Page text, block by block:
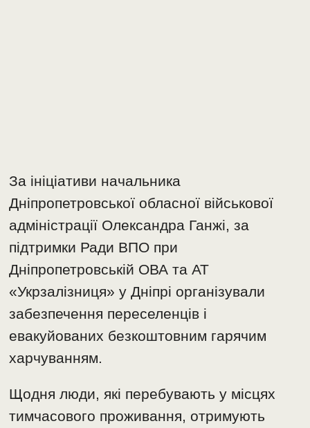
За ініціативи начальника
Дніпропетровської обласної військової
адміністрації Олександра Ганжі, за
підтримки Ради ВПО при
Дніпропетровській ОВА та АТ
«Укрзалізниця» у Дніпрі організували
забезпечення переселенців і
евакуйованих безкоштовним гарячим
харчуванням.
Щодня люди, які перебувають у місцях
тимчасового проживання, отримують